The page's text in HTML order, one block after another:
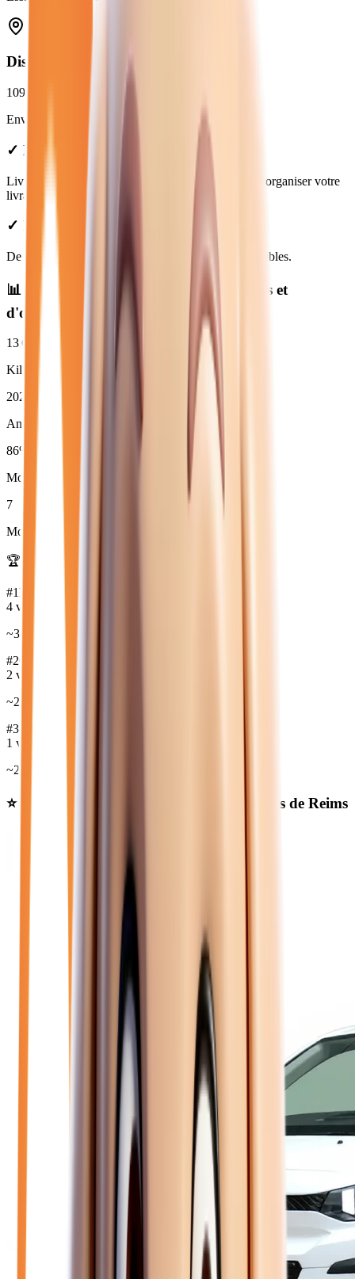
Distance depuis Reims
109
Environ
en voiture jusqu'à notre concession.
✓ Livraison à Reims : nous consulter
Livraison disponible à Reims. Contactez-nous pour organiser votre
livraison.
✓ Prix Transparents
De 36 980 €. Financement et LOA disponibles.
📊 Statistiques des diesel manuelle
neuves et
d'occasion
13 633
Kilométrage moyen
2024
Année moyenne
86%
Moins de 3 ans (
7
Moins de 50 000 km
🏆 Marques les plus disponibles :
#1RENAULT
4 véh.
~34 973
#2CITROEN
2 véh.
~29 750
#3
1 véh.
~24 958
⭐ Nos meilleures offres près de Reims